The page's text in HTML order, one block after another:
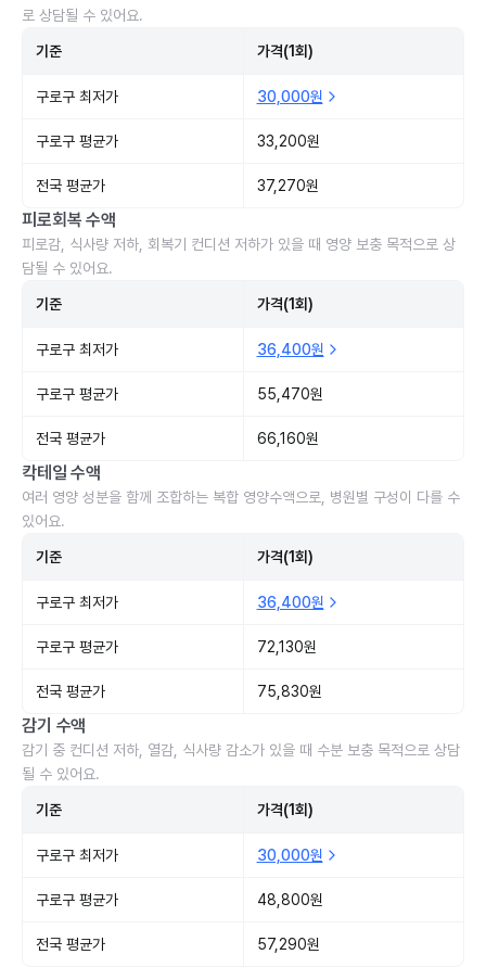
로 상담될 수 있어요.
기준 가격(1회)
구로구 최저가 30,000원
구로구 평균가 33,200원
전국 평균가 37,270원
피로회복 수액
피로감, 식사량 저하, 회복기 컨디션 저하가 있을 때 영양 보충 목적으로 상
담될 수 있어요.
기준 가격(1회)
구로구 최저가 36,400원
구로구 평균가 55,470원
전국 평균가 66,160원
칵테일 수액
여러 영양 성분을 함께 조합하는 복합 영양수액으로, 병원별 구성이 다를 수
있어요.
기준 가격(1회)
구로구 최저가 36,400원
구로구 평균가 72,130원
전국 평균가 75,830원
감기 수액
감기 중 컨디션 저하, 열감, 식사량 감소가 있을 때 수분 보충 목적으로 상담
될 수 있어요.
기준 가격(1회)
구로구 최저가 30,000원
구로구 평균가 48,800원
전국 평균가 57,290원